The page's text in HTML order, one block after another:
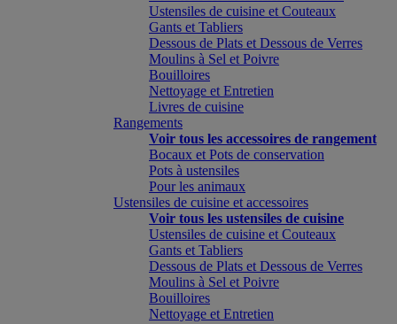
Ustensiles de cuisine et Couteaux
Gants et Tabliers
Dessous de Plats et Dessous de Verres
Moulins à Sel et Poivre
Bouilloires
Nettoyage et Entretien
Livres de cuisine
Rangements
Voir tous les accessoires de rangement
Bocaux et Pots de conservation
Pots à ustensiles
Pour les animaux
Ustensiles de cuisine et accessoires
Voir tous les ustensiles de cuisine
Ustensiles de cuisine et Couteaux
Gants et Tabliers
Dessous de Plats et Dessous de Verres
Moulins à Sel et Poivre
Bouilloires
Nettoyage et Entretien